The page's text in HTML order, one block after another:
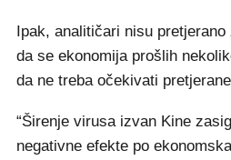
Ipak, analitičari nisu
da se ekonomija prošlih
da ne treba očekivati
“Širenje virusa izvan Kine
negativne efekte po